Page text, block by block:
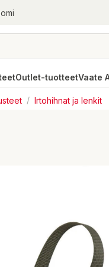
Outlet-tuotteetVaate
/ Irtohihnat ja lenkit